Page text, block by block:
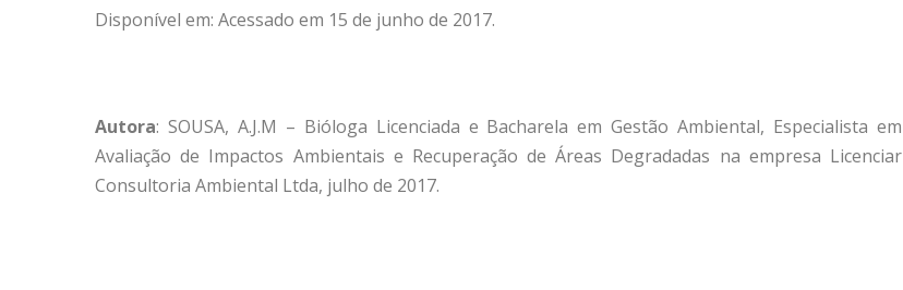
Disponível em: Acessado em 15 de junho de 2017.
Autora: SOUSA, A.J.M – Bióloga Licenciada e Bacharela em Gestão Ambiental, Especialista em
Avaliação de Impactos Ambientais e Recuperação de Áreas Degradadas na empresa Licenciar
Consultoria Ambiental Ltda, julho de 2017.